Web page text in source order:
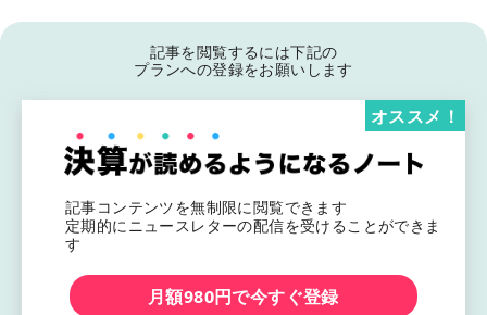
記事を閲覧するには下記の
プランへの登録をお願いします
記事コンテンツを無制限に閲覧できます
定期的にニュースレターの配信を受けることができま
す
オススメ！
月額980円で今すぐ登録